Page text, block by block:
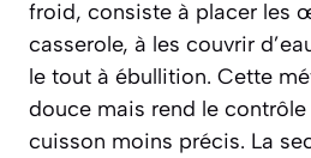
froid, consiste à placer les
casserole, à les couvrir
le tout à ébullition. Cette
douce mais rend le
cuisson moins précis. La